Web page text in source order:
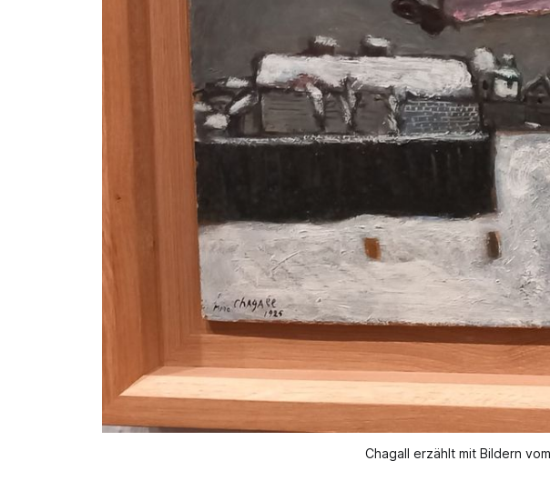
Chagall erzählt mit Bildern